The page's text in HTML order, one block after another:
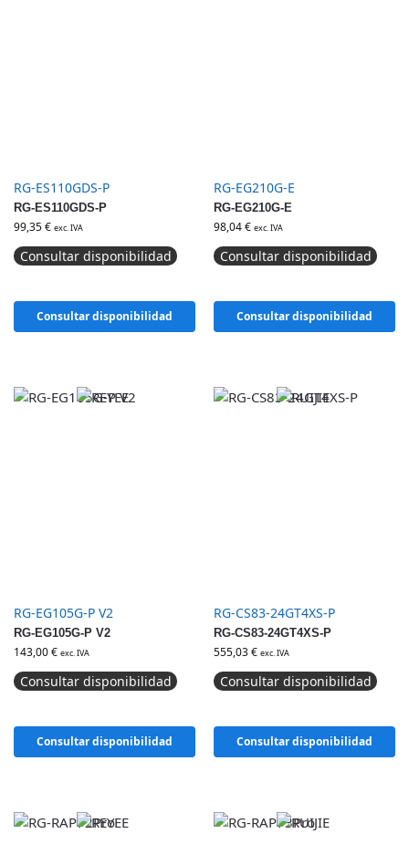
RG-ES110GDS-P
RG-ES110GDS-P
99,35€ exc. IVA
Consultar disponibilidad
Consultar disponibilidad
RG-EG210G-E
RG-EG210G-E
98,04€ exc. IVA
Consultar disponibilidad
Consultar disponibilidad
RG-EG105G-P V2
RG-EG105G-P V2
143,00€ exc. IVA
Consultar disponibilidad
Consultar disponibilidad
RG-CS83-24GT4XS-P
RG-CS83-24GT4XS-P
555,03€ exc. IVA
Consultar disponibilidad
Consultar disponibilidad